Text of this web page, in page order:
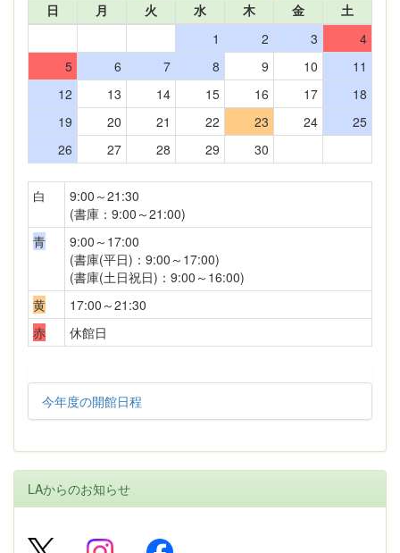
日
月 火 水 木 金
土
1
2 3
4
5
6 7 8 9 10
11
12
13 14 15 16 17
18
19
20 21 22 23 24
25
26
27 28 29 30
白
9:00～21:30
(書庫：9:00～21:00)
青
9:00～17:00
(書庫(平日)：9:00～17:00)
(書庫(土日祝日)：9:00～16:00)
黄
17:00～21:30
赤
休館日
今年度の開館日程
LAからのお知らせ